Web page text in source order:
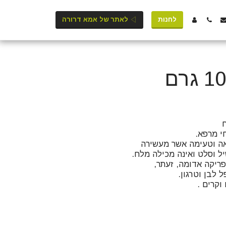
לחנות לאתר של אמא דרורה